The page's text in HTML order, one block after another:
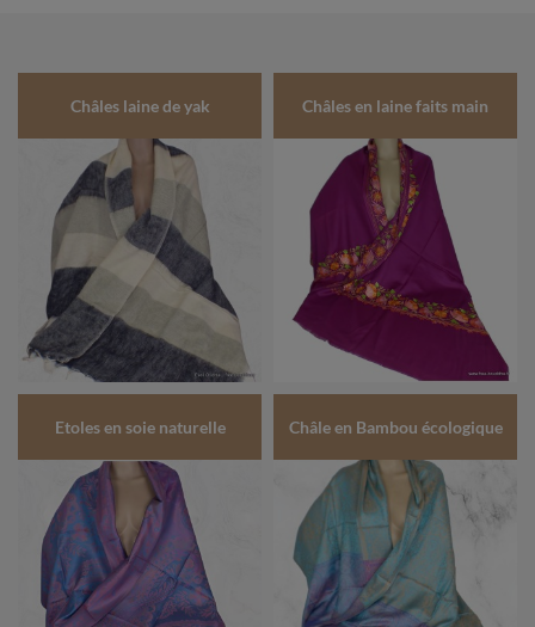
dédiée à l’artisanat tibétain
, riche en matières
naturelles et en savoir‑faire ancestral.
Châles laine de yak Châles en laine faits main
Etoles en soie naturelle Châle en Bambou écologique